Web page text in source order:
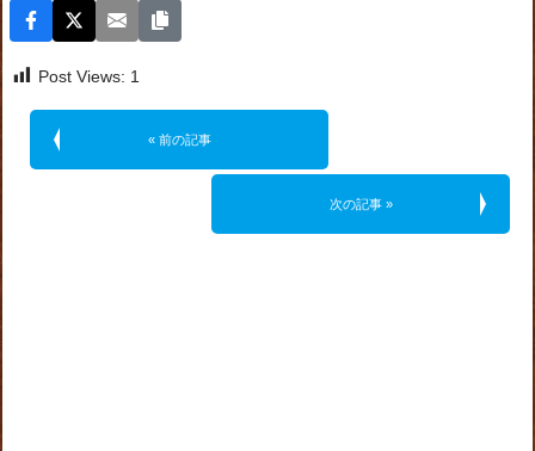
Post Views: 1
« 前の記事
次の記事 »